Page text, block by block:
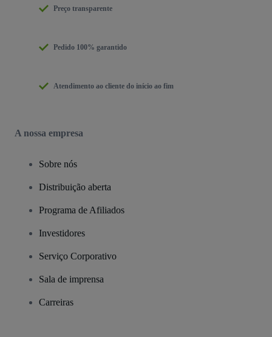
Preço transparente
Pedido 100% garantido
Atendimento ao cliente do início ao fim
A nossa empresa
Sobre nós
Distribuição aberta
Programa de Afiliados
Investidores
Serviço Corporativo
Sala de imprensa
Carreiras